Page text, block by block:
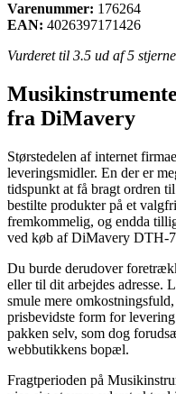
Varenummer: 176264
EAN: 4026397171426
Vurderet til 3.5 ud af 5
fra DiMavery
Størstedelen af internet
leveringsmidler. En der er
tidspunkt at få bragt ordren
bestilte produkter på et
fremkommelig, og endda
ved køb af DiMavery DTH-
Du burde derudover
eller til dit arbejdes adresse.
smule mere
prisbevidste form for
pakken selv, som dog
webbutikkens bopæl.
Fragtperioden på